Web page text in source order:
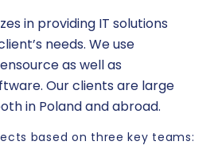
in providing IT solutions
needs. We use
as well as
Our clients are large
in Poland and abroad.
based on three key teams: